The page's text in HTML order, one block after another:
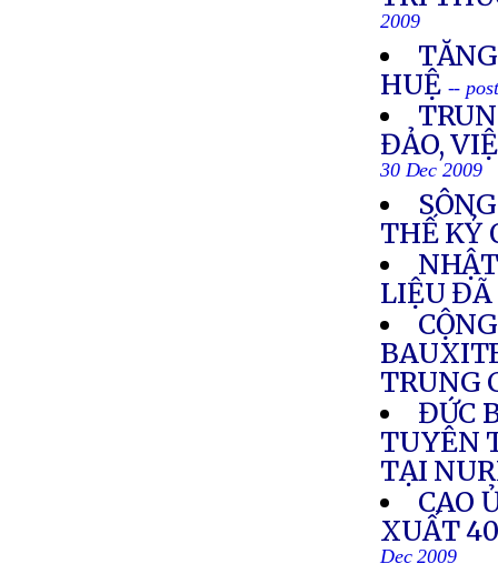
2009
HUỆ --
ĐẢO,
30 Dec 2009
THẾ KỶ
LIỆU ĐÃ
TRUNG
ĐỨC
TUYÊN
TẠI
CAO
XUẤT
Dec 2009